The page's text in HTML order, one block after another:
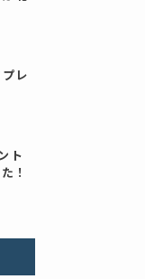
レ
ト
！